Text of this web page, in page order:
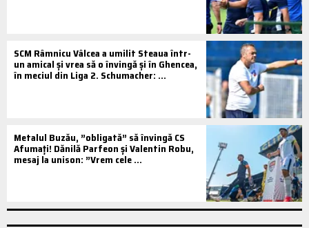
SCM Râmnicu Vâlcea a umilit Steaua într-
un amical și vrea să o învingă și în Ghencea,
în meciul din Liga 2. Schumacher: ...
Metalul Buzău, ”obligată” să învingă CS
Afumați! Dănilă Parfeon și Valentin Robu,
mesaj la unison: ”Vrem cele ...